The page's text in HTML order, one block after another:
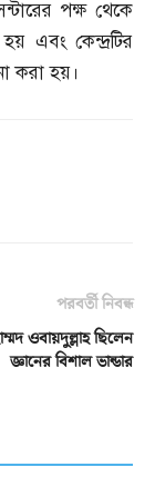
পক্ষ থেকে
এবং কেন্দ্রটির
করা হয়।
পরবর্তী নিবন্ধ
ওবায়দুল্লাহ ছিলেন
জ্ঞানের বিশাল ভান্ডার